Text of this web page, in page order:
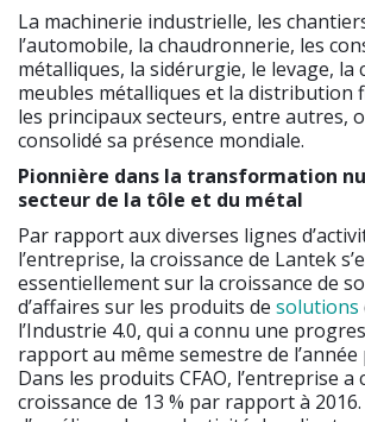
La machinerie industrielle, les
l’automobile, la chaudronnerie, les
métalliques, la sidérurgie, le levage, la
meubles métalliques et la distribution
les principaux secteurs, entre autres,
consolidé sa présence mondiale.
Pionnière dans la transformation
secteur de la tôle et du métal
Par rapport aux diverses lignes
l’entreprise, la croissance de Lantek
essentiellement sur la croissance de
d’affaires sur les produits de solutions
l’Industrie 4.0, qui a connu une
rapport au même semestre de l’année
Dans les produits CFAO, l’entreprise a
croissance de 13 % par rapport à